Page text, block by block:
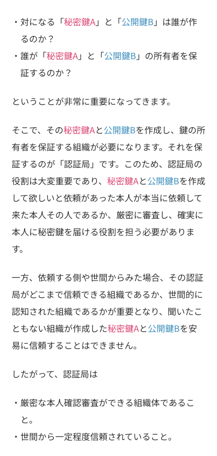
対になる「秘密鍵A」と「公開鍵B 」は誰が作
るのか？
誰が「秘密鍵A」と「公開鍵B 」の所有者を保
証するのか？
ということが非常に重要になってきます。
そこで、その秘密鍵Aと公開鍵Bを作成し、鍵の所
有者を保証する組織が必要になります。それを保
証するのが「認証局」です。このため、認証局の
役割は大変重要であり、 秘密鍵Aと公開鍵Bを作成
して欲しいと依頼があった本人が本当に依頼して
来た本人その人であるか、厳密に審査し、確実に
本人に秘密鍵を届ける役割を担う必要がありま
す。
一方、依頼する側や世間からみた場合、その認証
局がどこまで信頼できる組織であるか、世間的に
認知された組織であるかが重要となり、聞いたこ
ともない組織が作成した秘密鍵Aと公開鍵Bを安
易に信頼することはできません。
したがって、認証局は
厳密な本人確認審査ができる組織体であるこ
と。
世間から一定程度信頼されていること。